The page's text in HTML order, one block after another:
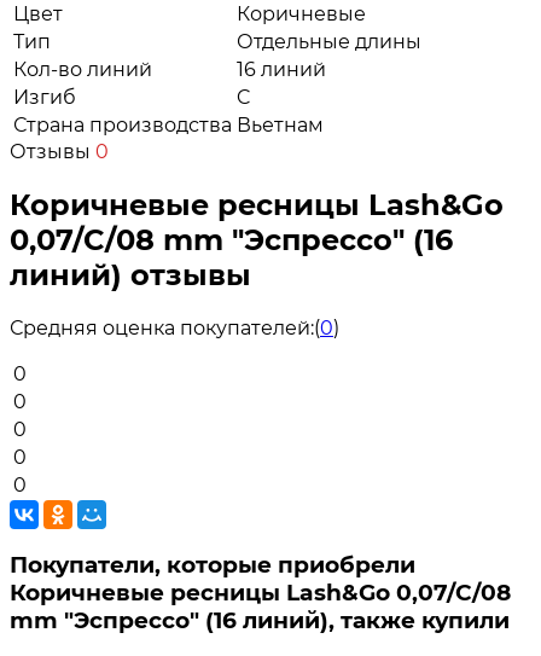
Цвет
Коричневые
Тип
Отдельные длины
Кол-во линий
16 линий
Изгиб
C
Страна производства Вьетнам
Отзывы 0
Коричневые ресницы Lash&Go
0,07/C/08 mm "Эспрессо" (16
линий) отзывы
Средняя оценка покупателей:(0)
0
0
0
0
0
Покупатели, которые приобрели
Коричневые ресницы Lash&Go 0,07/C/08
mm "Эспрессо" (16 линий), также купили